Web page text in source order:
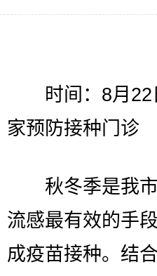
时间：8月22
家预防接种门诊
秋冬季是我市
流感最有效的手
成疫苗接种。结